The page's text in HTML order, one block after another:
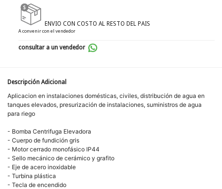
ENVIO CON COSTO AL RESTO DEL PAIS
A convenir con el vendedor
consultar a un vendedor
Descripción Adicional
Aplicacion en instalaciones domésticas, civiles, distribución de agua en
tanques elevados, presurización de instalaciones, suministros de agua
para riego
- Bomba Centrifuga Elevadora
- Cuerpo de fundición gris
- Motor cerrado monofásico IP44
- Sello mecánico de cerámico y grafito
- Eje de acero inoxidable
- Turbina plástica
- Tecla de encendido